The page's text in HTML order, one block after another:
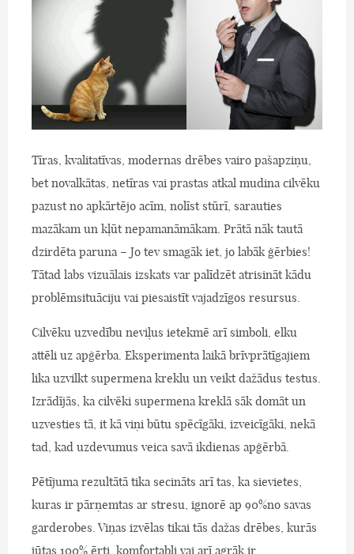
Tīras, kvalitatīvas, modernas drēbes vairo pašapziņu,
bet novalkātas, netīras vai prastas atkal mudina cilvēku
pazust no apkārtējo acīm, nolīst stūrī, sarauties
mazākam un kļūt nepamanāmākam. Prātā nāk tautā
dzirdēta paruna – Jo tev smagāk iet, jo labāk ģērbies!
Tātad labs vizuālais izskats var palīdzēt atrisināt kādu
problēmsituāciju vai piesaistīt vajadzīgos resursus.
Cilvēku uzvedību neviļus ietekmē arī simboli, elku
attēli uz apģērba. Eksperimenta laikā brīvprātīgajiem
lika uzvilkt supermena kreklu un veikt dažādus testus.
Izrādījās, ka cilvēki supermena kreklā sāk domāt un
uzvesties tā, it kā viņi būtu spēcīgāki, izveicīgāki, nekā
tad, kad uzdevumus veica savā ikdienas apģērbā.
Pētījuma rezultātā tika secināts arī tas, ka sievietes,
kuras ir pārņemtas ar stresu, ignorē ap 90%no savas
garderobes. Viņas izvēlas tikai tās dažas drēbes, kurās
jūtas 100% ērti, komfortabli vai arī agrāk ir